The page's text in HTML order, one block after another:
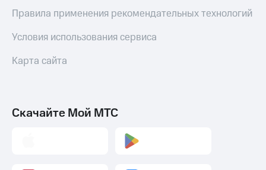
Правила применения рекомендательных технологий
Условия использования сервиса
Карта сайта
Скачайте Мой МТС